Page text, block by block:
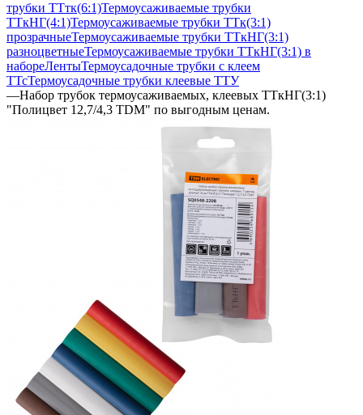
трубки ТТтк(6:1)Термоусаживаемые трубки
ТТкНГ(4:1)Термоусаживаемые трубки ТТк(3:1)
прозрачныеТермоусаживаемые трубки ТТкНГ(3:1)
разноцветныеТермоусаживаемые трубки ТТкНГ(3:1) в
набореЛентыТермоусадочные трубки с клеем
ТТсТермоусадочные трубки клеевые ТТУ
—Набор трубок термоусаживаемых, клеевых ТТкНГ(3:1)
"Полицвет 12,7/4,3 TDM" по выгодным ценам.